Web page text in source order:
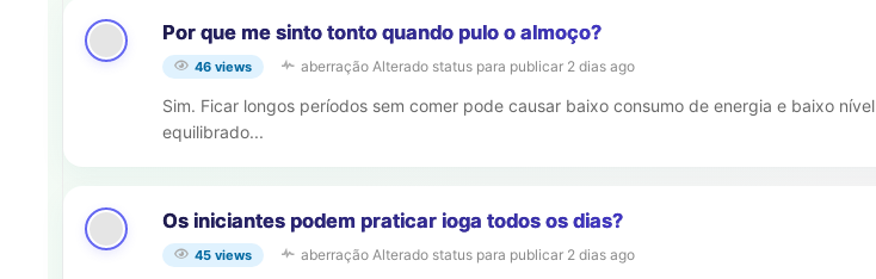
Por que me sinto tonto quando pulo o almoço?
46 views aberração Alterado status para publicar 2 dias ago
Sim. Ficar longos períodos sem comer pode causar baixo consumo de energia e baixo
equilibrado...
Os iniciantes podem praticar ioga todos os dias?
45 views aberração Alterado status para publicar 2 dias ago